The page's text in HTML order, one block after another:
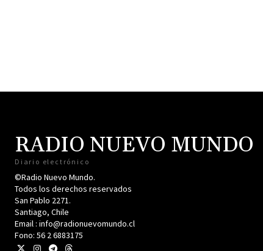
RADIO NUEVO MUNDO
Diario electrónico
©Radio Nuevo Mundo.
Todos los derechos reservados
San Pablo 2271.
Santiago, Chile
Email : info@radionuevomundo.cl
Fono: 56 2 6883175